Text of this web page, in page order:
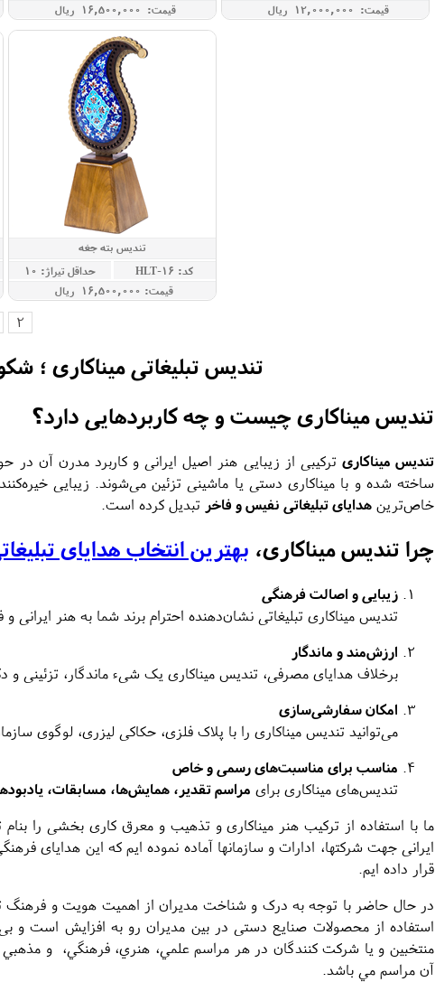
قیمت: 12,000,000 ريال
قیمت: 16,500,000 ريال
تندیس بته جغه
کد: HLT-16
حداقل تيراژ: 10
قيمت: 16,500,000 ريال
2
تندیس تبلیغاتی میناکاری ؛
تندیس میناکاری چیست و چه کاربردهایی دارد؟
تندیس میناکاری ترکیبی از زیبایی هنر اصیل ایرانی و کاربرد مدرن آن
ساخته شده و با میناکاری دستی یا ماشینی تزئین می‌شوند. زیبایی
خاص‌ترین هدایای تبلیغاتی نفیس و فاخر تبدیل کرده است.
چرا تندیس میناکاری، بهترین انتخاب هدایای
زیبایی و اصالت فرهنگی
تندیس میناکاری تبلیغاتی نشان‌دهنده‌ احترام برند شما به هنر
ارزش‌مند و ماندگار
برخلاف هدایای مصرفی، تندیس میناکاری یک شیء ماندگار، تزئینی
امکان سفارشی‌سازی
می‌توانید تندیس میناکاری را با پلاک فلزی، حکاکی لیزری، لوگوی
مناسب برای مناسبت‌های رسمی و خاص
تندیس‌های میناکاری برای مراسم تقدیر، همایش‌ها، مسابقات،
ما با استفاده از ترکیب هنر میناکاری و تذهیب و معرق کاری بخشی را
ایرانی جهت شرکتها، ادارات و سازمانها آماده نموده ایم که این
قرار داده ایم.
در حال حاضر با توجه به درک و شناخت مدیران از اهمیت هویت و فرهنگ
استفاده از محصولات صنایع دستی در بین مدیران رو به افزایش است و بی
منتخبين و يا شرکت کنندگان در هر مراسم علمي، هنري، فرهنگي، و
آن مراسم مي باشد.